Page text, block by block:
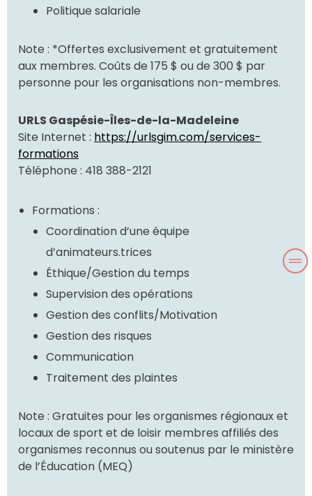
Politique salariale
Note : *Offertes exclusivement et gratuitement
aux membres. Coûts de 175 $ ou de 300 $ par
personne pour les organisations non-membres.
URLS Gaspésie-Îles-de-la-Madeleine
Site Internet : https://urlsgim.com/services-
formations
Téléphone : 418 388-2121
Formations :
Coordination d’une équipe
d’animateurs.trices ­
Éthique/Gestion du temps ­
Supervision des opérations ­
Gestion des conflits/Motivation ­
Gestion des risques ­
Communication ­
Traitement des plaintes
Note : Gratuites pour les organismes régionaux et
locaux de sport et de loisir membres affiliés des
organismes reconnus ou soutenus par le ministère
de l’Éducation (MEQ)